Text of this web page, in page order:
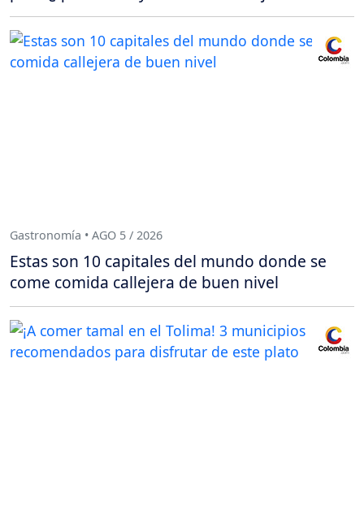
Gastronomía • AGO 5 / 2026
Estas son 10 capitales del mundo donde se
come comida callejera de buen nivel